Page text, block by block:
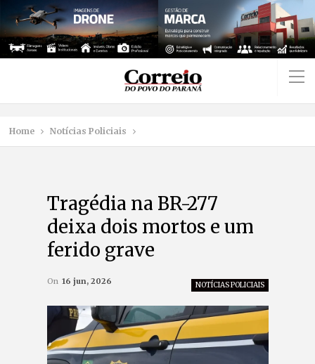
Home Notícias Policiais
Tragédia na BR-277
deixa dois mortos e um
ferido grave
NOTÍCIAS POLICIAIS
On 16 jun, 2026